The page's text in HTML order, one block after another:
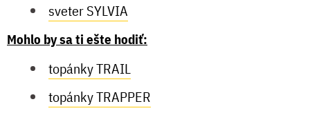
sveter SYLVIA
Mohlo by sa ti ešte hodiť:
topánky TRAIL
topánky TRAPPER